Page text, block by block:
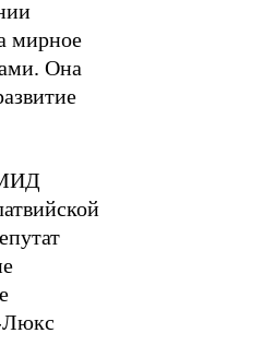
мирное
Она
МИД
Люкс